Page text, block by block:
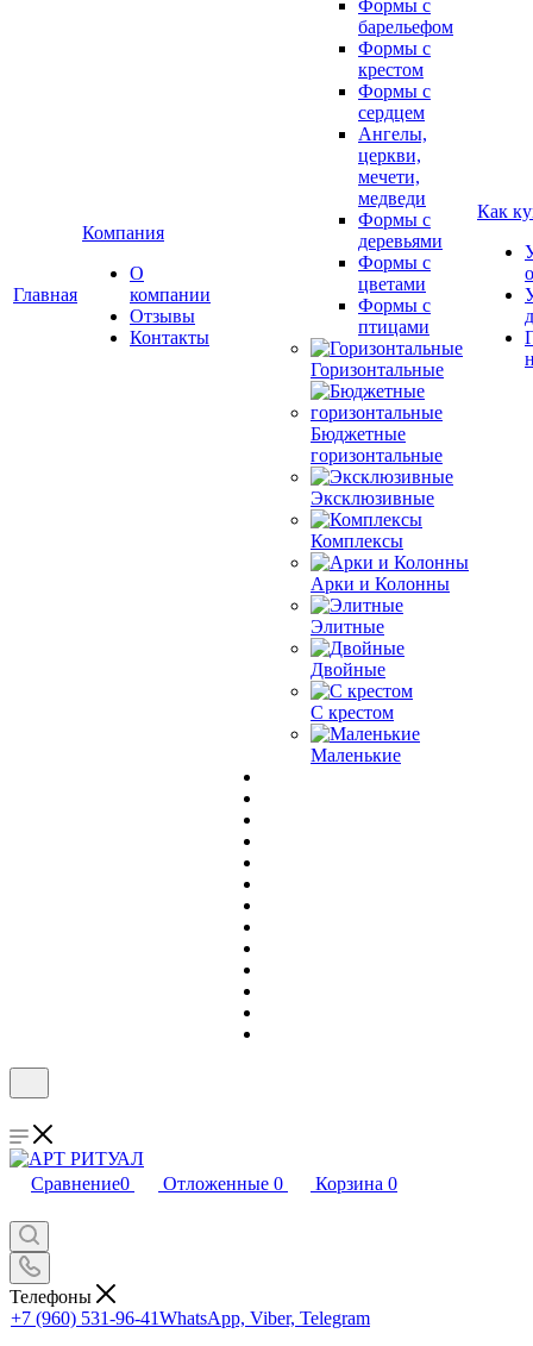
Главная
Компания
О
компании
Отзывы
Контакты
Формы с
барельефом
Формы с
крестом
Формы с
сердцем
Ангелы,
церкви,
мечети,
медведи
Формы с
деревьями
Формы с
цветами
Формы с
птицами
Горизонтальные
Бюджетные
горизонтальные
Эксклюзивные
Комплексы
Арки и Колонны
Элитные
Двойные
С крестом
Маленькие
Как
Сравнение0 Отложенные 0 Корзина 0
Телефоны
+7 (960) 531-96-41WhatsApp, Viber, Telegram